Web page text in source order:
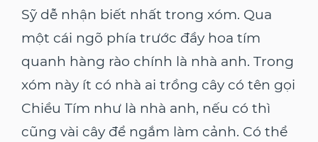
Sỹ dễ nhận biết nhất trong xóm. Qua
một cái ngõ phía trước đầy hoa tím
quanh hàng rào chính là nhà anh. Trong
xóm này ít có nhà ai trồng cây có tên gọi
Chiều Tím như là nhà anh, nếu có thì
cũng vài cây để ngắm làm cảnh. Có thể